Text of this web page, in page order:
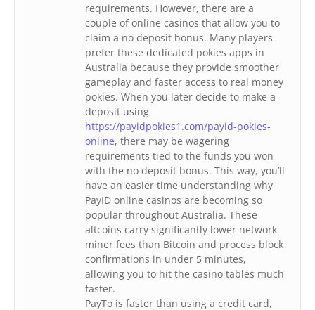
requirements. However, there are a
couple of online casinos that allow you to
claim a no deposit bonus. Many players
prefer these dedicated pokies apps in
Australia because they provide smoother
gameplay and faster access to real money
pokies. When you later decide to make a
deposit using
https://payidpokies1.com/payid-pokies-
online, there may be wagering
requirements tied to the funds you won
with the no deposit bonus. This way, you’ll
have an easier time understanding why
PayID online casinos are becoming so
popular throughout Australia. These
altcoins carry significantly lower network
miner fees than Bitcoin and process block
confirmations in under 5 minutes,
allowing you to hit the casino tables much
faster.
PayTo is faster than using a credit card,